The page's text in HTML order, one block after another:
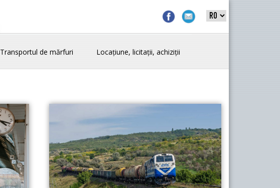
Transportul de mărfuri Locațiune, licitații, achiziții